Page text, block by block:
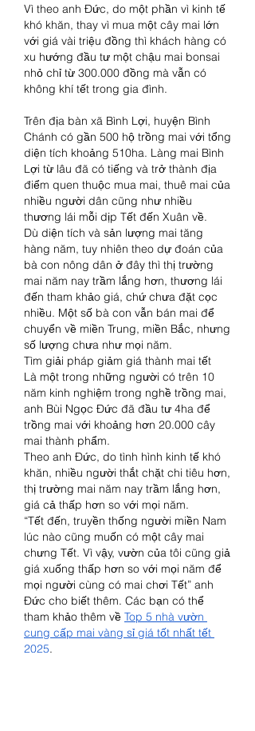
Vì theo anh Đức, do một phần vì kinh tế
khó khăn, thay vì mua một cây mai lớn
với giá vài triệu đồng thì khách hàng có
xu hướng đầu tư một chậu mai bonsai
nhỏ chỉ từ 300.000 đồng mà vẫn có
không khí tết trong gia đình.
Trên địa bàn xã Bình Lợi, huyện Bình
Chánh có gần 500 hộ trồng mai với tổng
diện tích khoảng 510ha. Làng mai Bình
Lợi từ lâu đã có tiếng và trở thành địa
điểm quen thuộc mua mai, thuê mai của
nhiều người dân cũng như nhiều
thương lái mỗi dịp Tết đến Xuân về.
Dù diện tích và sản lượng mai tăng
hàng năm, tuy nhiên theo dự đoán của
bà con nông dân ở đây thì thị trường
mai năm nay trầm lắng hơn, thương lái
đến tham khảo giá, chứ chưa đặt cọc
nhiều. Một số bà con vẫn bán mai để
chuyển về miền Trung, miền Bắc, nhưng
số lượng chưa như mọi năm.
Tìm giải pháp giảm giá thành mai tết
Là một trong những người có trên 10
năm kinh nghiệm trong nghề trồng mai,
anh Bùi Ngọc Đức đã đầu tư 4ha để
trồng mai với khoảng hơn 20.000 cây
mai thành phẩm.
Theo anh Đức, do tình hình kinh tế khó
khăn, nhiều người thắt chặt chi tiêu hơn,
thị trường mai năm nay trầm lắng hơn,
giá cả thấp hơn so với mọi năm.
“Tết đến, truyền thống người miền Nam
lúc nào cũng muốn có một cây mai
chưng Tết. Vì vậy, vườn của tôi cũng giả
giá xuống thấp hơn so với mọi năm để
mọi người cùng có mai chơi Tết” anh
Đức cho biết thêm. Các bạn có thể
tham khảo thêm về Top 5 nhà vườn
cung cấp mai vàng sỉ giá tốt nhất tết
2025.